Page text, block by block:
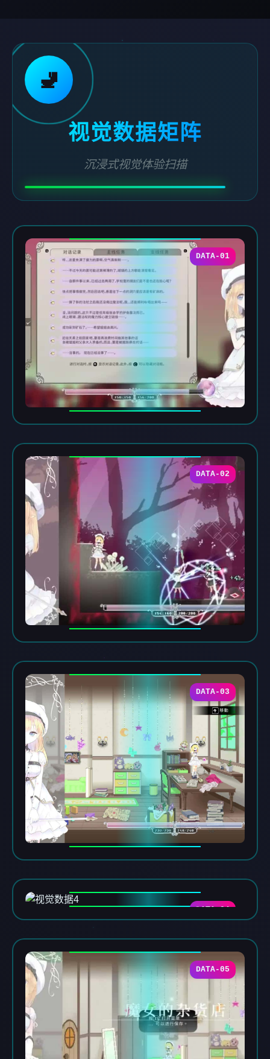
🚽
视觉数据矩阵
沉浸式视觉体验扫描
DATA-01
DATA-02
DATA-03
DATA-04
DATA-05